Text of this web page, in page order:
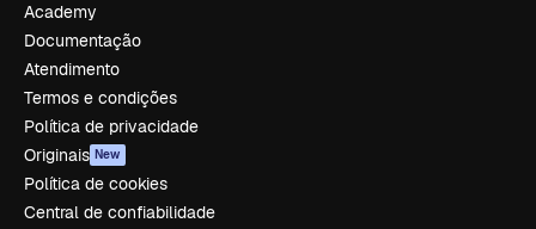
Academy
Documentação
Atendimento
Termos e condições
Política de privacidade
Originais New
Política de cookies
Central de confiabilidade